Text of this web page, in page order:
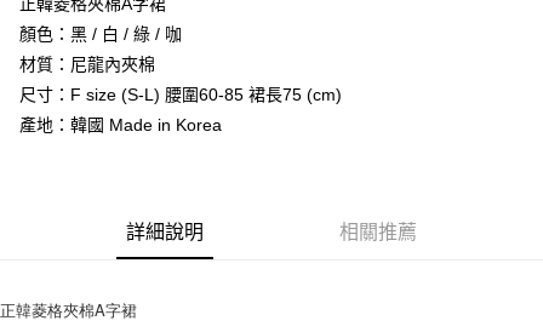
台新國際商業銀行
台灣樂天信用卡公司
元大商業銀行
玉山商業銀行
台灣樂天信用卡公司
匯豐（台灣）商業銀行
聯邦商業銀行
元大商業銀行
玉山商業銀行
星展（台灣）商業銀行
台新國際商業銀行
台中商業銀行
華泰商業銀行
遠東國際商業銀行
永豐商業銀行
玉山商業銀行
星展（台灣）商業銀行
Apple Pay
街口支付
悠遊付
【關於「AFTEE先享後付」】
１．簡單：不需註冊會員、不需綁卡、不需儲值。
顏色：黑 / 白 / 綠 / 咖
材質：尼龍內夾棉
尺寸：F size (S-L) 腰圍60-85 裙長75 (cm)
產地：韓國 Made in Korea
詳細說明 相關推薦
正韓菱格夾棉A字裙